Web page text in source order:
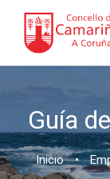
Guía
Inicio •